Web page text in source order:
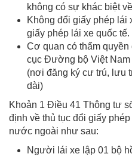
không có sự khác biệt
Không đổi giấy phép
giấy phép lái xe quốc tế.
Cơ quan có thẩm
cục Đường bộ Việt Nam
(nơi đăng ký cư trú, lưu
dài)
Khoản 1 Điều 41 Thông tư
định về thủ tục đổi giấy
nước ngoài như sau:
Người lái xe lập 01 bộ